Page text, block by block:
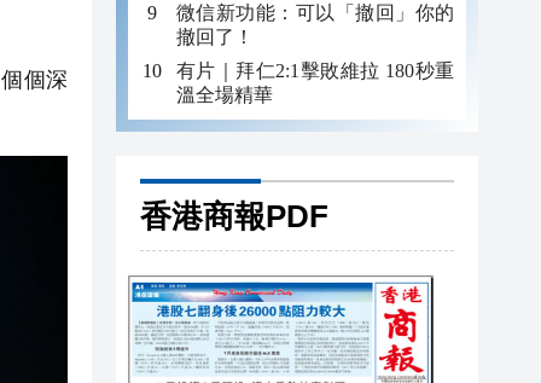
個深
微信新功能：可以「撤回」你的
撤回了！
有片｜拜仁2:1擊敗維拉 180秒重
溫全場精華
香港商報PDF